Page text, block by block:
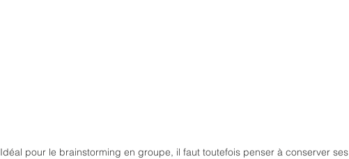
Idéal pour le brainstorming en groupe, il faut toutefois penser à conserver